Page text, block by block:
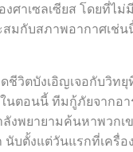
ศาเซลเซียส โดยที่ไม่
สมกับสภาพอากาศเช่
ชีวิตบังเอิญเจอกับวิทยุ
นตอนนี้ ทีมกู้ภัยจากอา
งพยายามค้นหาพวกเ
นับตั้งแต่วันแรกที่เครื่อ